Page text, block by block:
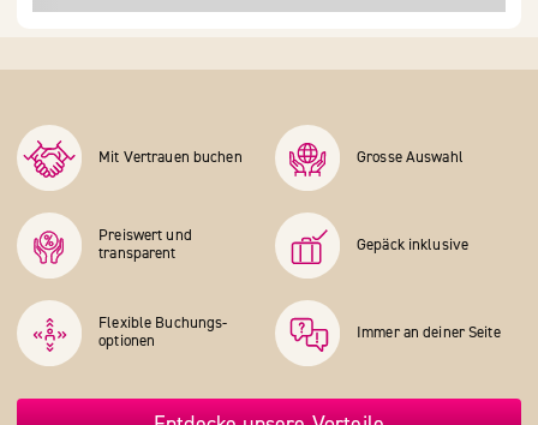
Mit Vertrauen buchen Grosse Auswahl
Preiswert und
transparent
Gepäck inklusive
Flexible Buchungs­
optionen
Immer an deiner Seite